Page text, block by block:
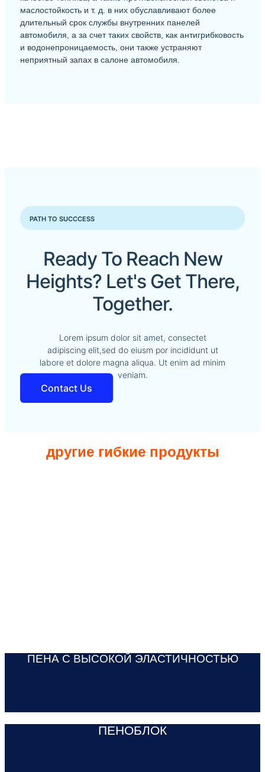
маслостойкость и т. д. в них обуславливают более
длительный срок службы внутренних панелей
автомобиля, а за счет таких свойств, как антигрибковость
и водонепроницаемость, они также устраняют
неприятный запах в салоне автомобиля.
PATH TO SUCCCESS
Ready To Reach New
Heights? Let's Get There,
Together.
Lorem ipsum dolor sit amet, consectet
adipiscing elit,sed do eiusm por incididunt ut
labore et dolore magna aliqua. Ut enim ad minim
veniam.
Contact Us
другие гибкие продукты
ПЕНА С ВЫСОКОЙ ЭЛАСТИЧНОСТЬЮ
ПЕНОБЛОК